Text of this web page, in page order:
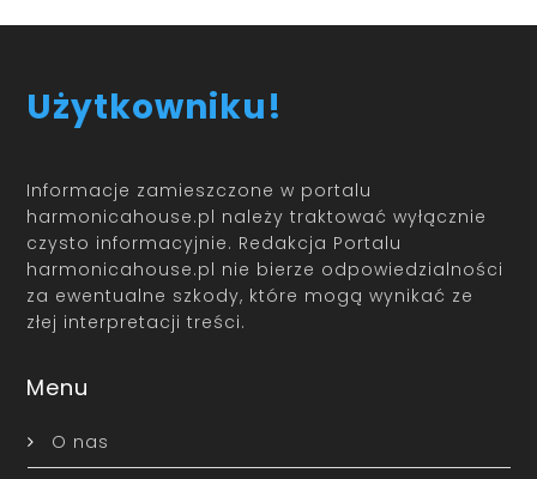
Użytkowniku!
Informacje zamieszczone w portalu
harmonicahouse.pl należy traktować wyłącznie
czysto informacyjnie. Redakcja Portalu
harmonicahouse.pl nie bierze odpowiedzialności
za ewentualne szkody, które mogą wynikać ze
złej interpretacji treści.
Menu
O nas